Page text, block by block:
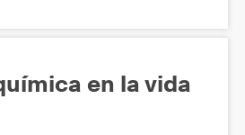
en la vida